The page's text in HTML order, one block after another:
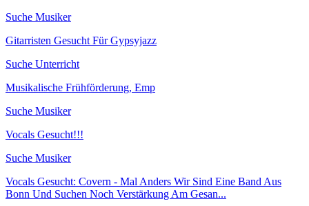
Suche Musiker
Gitarristen Gesucht Für Gypsyjazz
Suche Unterricht
Musikalische Frühförderung, Emp
Suche Musiker
Vocals Gesucht!!!
Suche Musiker
Vocals Gesucht: Covern - Mal Anders Wir Sind Eine Band Aus
Bonn Und Suchen Noch Verstärkung Am Gesan...